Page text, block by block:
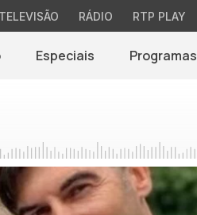
TELEVISÃO RÁDIO RTP PLAY
Especiais Programas